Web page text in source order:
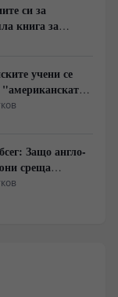
си за
книга за
учени се
Защо англо-
среща